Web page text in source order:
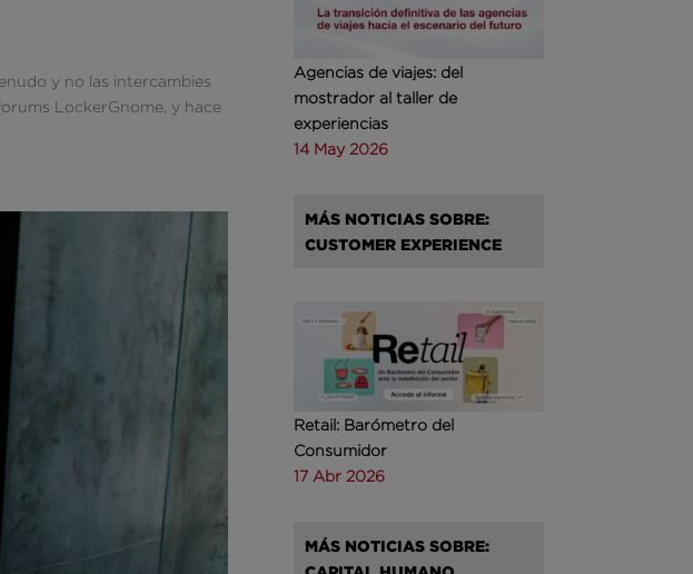
y no las intercambies
LockerGnome, y hace
Agencias de viajes: del
mostrador al taller de
experiencias
14 May 2026
MÁS NOTICIAS SOBRE:
CUSTOMER EXPERIENCE
Retail: Barómetro del
Consumidor
17 Abr 2026
MÁS NOTICIAS SOBRE: